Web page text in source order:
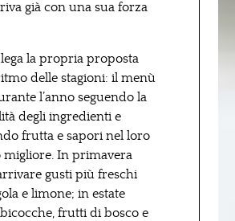
già con una sua forza
lega la propria proposta
delle stagioni: il menù
l’anno seguendo la
degli ingredienti e
frutta e sapori nel loro
migliore. In primavera
gusti più freschi
e limone; in estate
frutti di bosco e